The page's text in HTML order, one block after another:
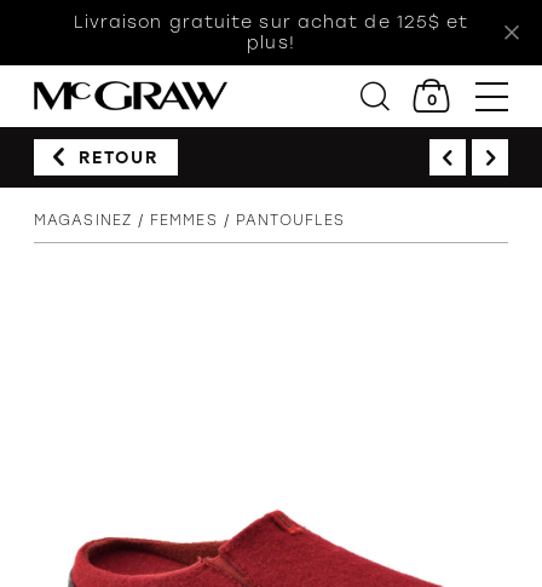
Livraison gratuite sur achat de 125$ et
plus!
0
Hommes
L'équipe
RETOUR
MAGASINEZ FEMMES PANTOUFLES